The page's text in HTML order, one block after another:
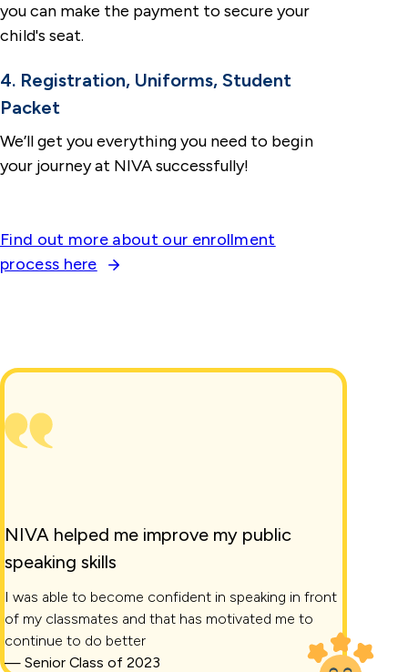
you can make the payment to secure your
child's seat.
4. Registration, Uniforms, Student
Packet
We’ll get you everything you need to begin
your journey at NIVA successfully!
Find out more about our enrollment
process here
NIVA helped me improve my public
speaking skills
I was able to become confident in speaking in front
of my classmates and that has motivated me to
continue to do better
— Senior Class of 2023